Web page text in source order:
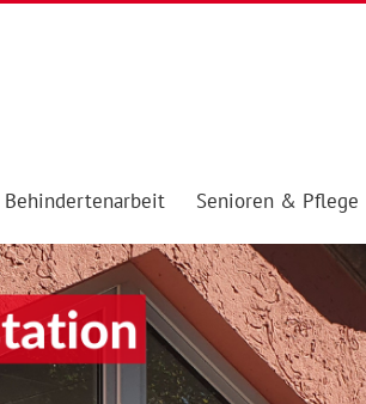
Behindertenarbeit Senioren & Pflege